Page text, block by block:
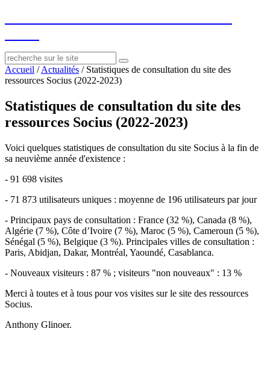
Accueil /Actualités / Statistiques de consultation du site des
ressources Socius (2022-2023)
Statistiques de consultation du site des
ressources Socius (2022-2023)
Voici quelques statistiques de consultation du site Socius à la fin de
sa neuvième année d'existence :
- 91 698 visites
- 71 873 utilisateurs uniques : moyenne de 196 utilisateurs par jour
- Principaux pays de consultation : France (32 %), Canada (8 %),
Algérie (7 %), Côte d’Ivoire (7 %), Maroc (5 %), Cameroun (5 %),
Sénégal (5 %), Belgique (3 %). Principales villes de consultation :
Paris, Abidjan, Dakar, Montréal, Yaoundé, Casablanca.
- Nouveaux visiteurs : 87 % ; visiteurs "non nouveaux" : 13 %
Merci à toutes et à tous pour vos visites sur le site des ressources
Socius.
Anthony Glinoer.